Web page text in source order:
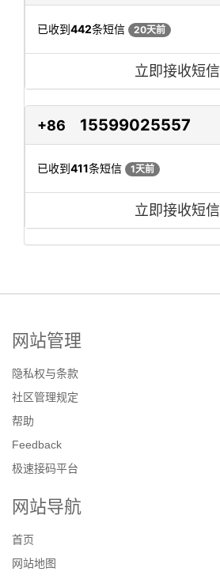
已收到442条短信 20天前
立即接收短信
+86 15599025557
已收到411条短信 1天前
立即接收短信
网站管理
隐私权与条款
社区管理规定
帮助
Feedback
极速接码平台
网站导航
首页
网站地图